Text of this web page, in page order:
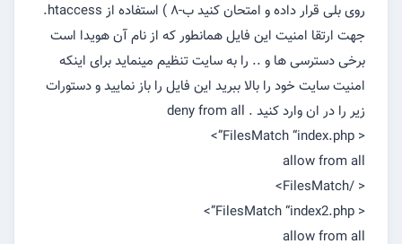
روی بلی قرار داده و امتحان کنید ب-۸ ) استفاده از htaccess.
جهت ارتقا امنیت این فایل همانطور که از نام آن هویدا است
برخی دسترسی ها و .. را به سایت تنظیم مینماید برای اینکه
امنیت سایت خود را بالا ببرید این فایل را باز نمایید و دستورات
زیر را در ان وارد کنید . deny from all
< FilesMatch “index.php”>
allow from all
< /FilesMatch>
< FilesMatch “index2.php”>
allow from all